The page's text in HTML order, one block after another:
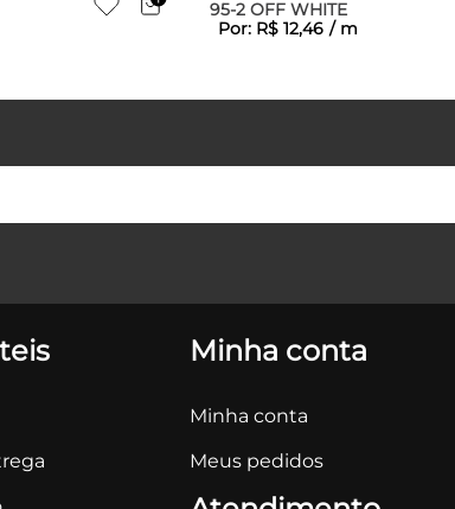
95-2 OFF WHITE
Por: R$ 12,46 / m
Minha conta
Minha conta
Meus pedidos